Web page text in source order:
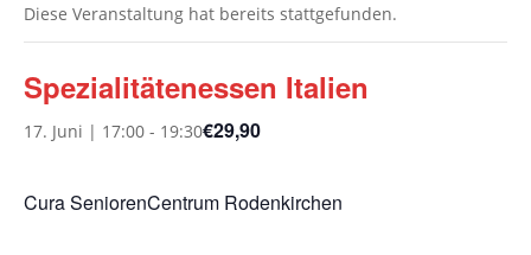
Diese Veranstaltung hat bereits stattgefunden.
Spezialitätenessen Italien
17. Juni | 17:00 - 19:30€29,90
Cura SeniorenCentrum Rodenkirchen